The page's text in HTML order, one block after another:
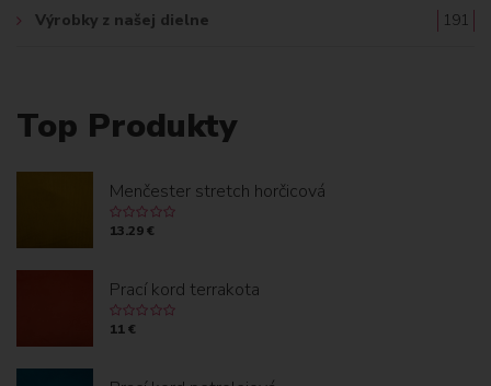
Výrobky z našej dielne 191
Top Produkty
Menčester stretch horčicová
13.29 €
Prací kord terrakota
11 €